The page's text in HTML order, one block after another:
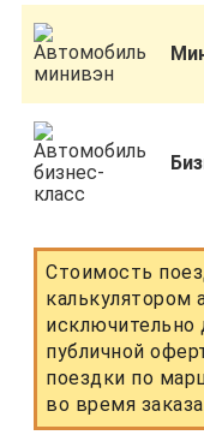
Стоимость
калькулятором
исключительно
публичной
поездки по
во время